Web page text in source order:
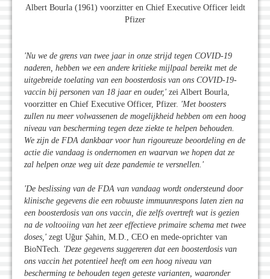
Albert Bourla (1961) voorzitter en Chief Executive Officer leidt
Pfizer
'Nu we de grens van twee jaar in onze strijd tegen COVID-19
naderen, hebben we een andere kritieke mijlpaal bereikt met de
uitgebreide toelating van een boosterdosis van ons COVID-19-
vaccin bij personen van 18 jaar en ouder,' zei Albert Bourla,
voorzitter en Chief Executive Officer, Pfizer. 'Met boosters
zullen nu meer volwassenen de mogelijkheid hebben om een hoog
niveau van bescherming tegen deze ziekte te helpen behouden.
We zijn de FDA dankbaar voor hun rigoureuze beoordeling en de
actie die vandaag is ondernomen en waarvan we hopen dat ze
zal helpen onze weg uit deze pandemie te versnellen. '
'De beslissing van de FDA van vandaag wordt ondersteund door
klinische gegevens die een robuuste immuunrespons laten zien na
een boosterdosis van ons vaccin, die zelfs overtreft wat is gezien
na de voltooiing van het zeer effectieve primaire schema met twee
doses,' zegt Uğur Şahin, M.D., CEO en mede-oprichter van
BioNTech. 'Deze gegevens suggereren dat een boosterdosis van
ons vaccin het potentieel heeft om een hoog niveau van
bescherming te behouden tegen geteste varianten, waaronder